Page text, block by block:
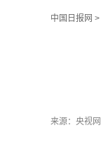
中国日报网 >
来源：央视网